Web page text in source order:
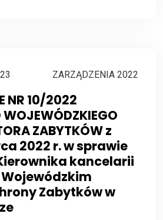
ZARZĄDZENIA 2022
NR 10/2022
WOJEWÓDZKIEGO
ZABYTKÓW z
2022 r. w sprawie
kancelarii
Zabytków w